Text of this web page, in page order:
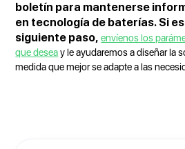
boletín para mantenerse
en tecnología de baterías. Si
siguiente paso, envíenos los
que deseay le ayudaremos a diseñar la
medida que mejor se adapte a las